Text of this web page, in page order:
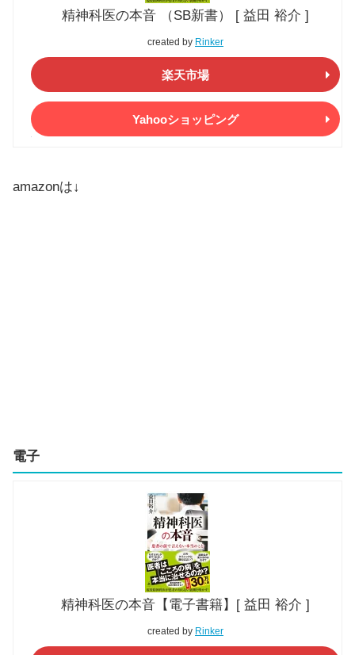
精神科医の本音 （SB新書） [ 益田 裕介 ]
created by Rinker
楽天市場
Yahooショッピング
amazonは↓
電子
精神科医の本音【電子書籍】[ 益田 裕介 ]
created by Rinker